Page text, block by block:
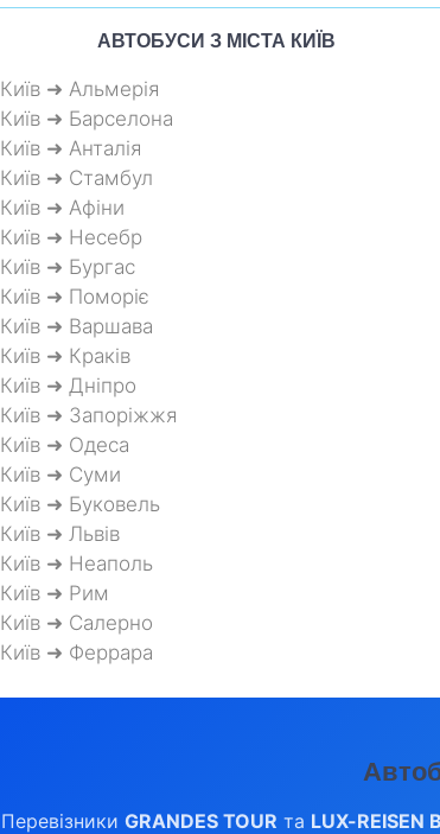
АВТОБУСИ З МІСТА КИЇВ
Київ ➜ Альмерія
Київ ➜ Барселона
Київ ➜ Анталія
Київ ➜ Стамбул
Київ ➜ Афіни
Київ ➜ Несебр
Київ ➜ Бургас
Київ ➜ Поморіє
Київ ➜ Варшава
Київ ➜ Краків
Київ ➜ Дніпро
Київ ➜ Запоріжжя
Київ ➜ Одеса
Київ ➜ Суми
Київ ➜ Буковель
Київ ➜ Львів
Київ ➜ Неаполь
Київ ➜ Рим
Київ ➜ Салерно
Київ ➜ Феррара
Перевізники GRANDES TOUR та LUX-REISEN